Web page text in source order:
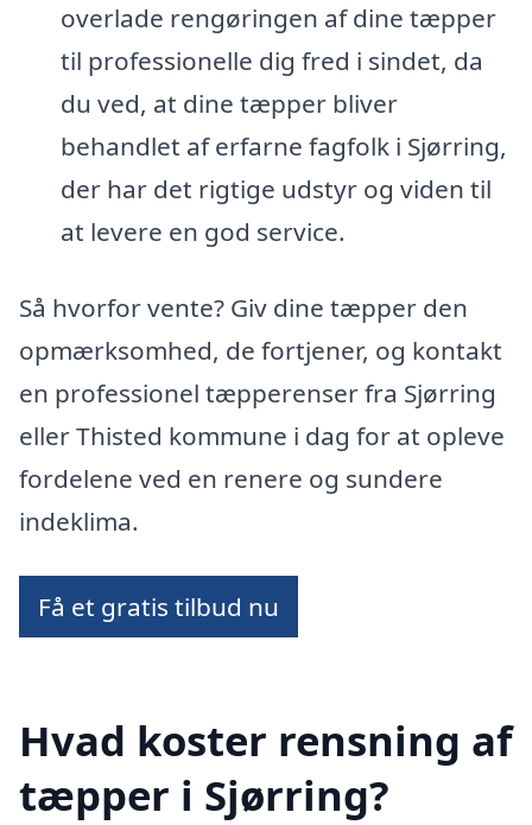
overlade rengøringen af dine tæpper
til professionelle dig fred i sindet, da
du ved, at dine tæpper bliver
behandlet af erfarne fagfolk i Sjørring,
der har det rigtige udstyr og viden til
at levere en god service.
Så hvorfor vente? Giv dine tæpper den
opmærksomhed, de fortjener, og kontakt
en professionel tæpperenser fra Sjørring
eller Thisted kommune i dag for at opleve
fordelene ved en renere og sundere
indeklima.
Få et gratis tilbud nu
Hvad koster rensning af
tæpper i Sjørring?